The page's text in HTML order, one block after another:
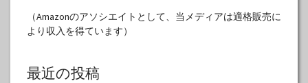
（Amazonのアソシエイトとして、当メディアは適格販売に
より収入を得ています）
最近の投稿